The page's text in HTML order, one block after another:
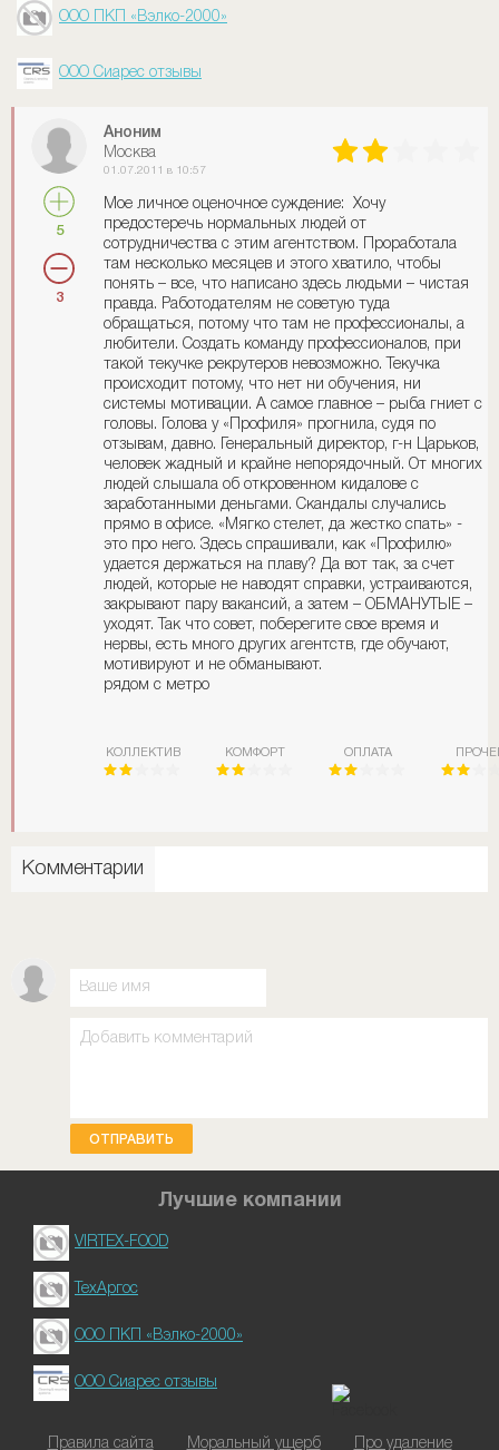
ООО ПКП «Вэлко-2000»
ООО Сиарес отзывы
5
3
Аноним
Москва
01.07.2011 в 10:57
Мое личное оценочное суждение: Хочу
предостеречь нормальных людей от
сотрудничества с этим агентством. Проработала
там несколько месяцев и этого хватило, чтобы
понять – все, что написано здесь людьми – чистая
правда. Работодателям не советую туда
обращаться, потому что там не профессионалы, а
любители. Создать команду профессионалов, при
такой текучке рекрутеров невозможно. Текучка
происходит потому, что нет ни обучения, ни
системы мотивации. А самое главное – рыба гниет с
головы. Голова у «Профиля» прогнила, судя по
отзывам, давно. Генеральный директор, г-н Царьков,
человек жадный и крайне непорядочный. От многих
людей слышала об откровенном кидалове с
заработанными деньгами. Скандалы случались
прямо в офисе. «Мягко стелет, да жестко спать» -
это про него. Здесь спрашивали, как «Профилю»
удается держаться на плаву? Да вот так, за счет
людей, которые не наводят справки, устраиваются,
закрывают пару вакансий, а затем – ОБМАНУТЫЕ –
уходят. Так что совет, поберегите свое время и
нервы, есть много других агентств, где обучают,
мотивируют и не обманывают.
рядом с метро
КОЛЛЕКТИВ КОМФОРТ ОПЛАТА
Комментарии
ОТПРАВИТЬ
Лучшие компании
VIRTEX-FOOD
ТехАргос
ООО ПКП «Вэлко-2000»
ООО Сиарес отзывы
Правила сайта Моральный ущерб Про удаление